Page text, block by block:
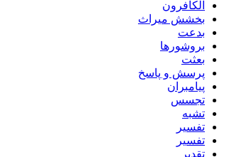
الکافرون
بخشش میراث
بدعت
بروشورها
بعثت
پرسش و پاسخ
پیامبران
تجسس
تشبه
تفسیر
تفسیر
تقدیر